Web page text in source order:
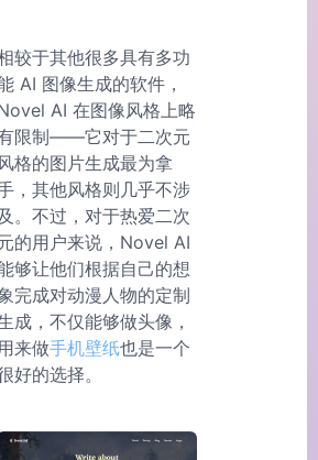
较于其他很多具有多功
AI 图像生成的软件，
AI 在图像风格上略
限制——它对于二次元
风格的图片生成最为拿
，其他风格则几乎不涉
及。不过，对于热爱二次
的用户来说，Novel AI
够让他们根据自己的想
完成对动漫人物的定制
成，不仅能够做头像，
用来做手机壁纸也是一个
好的选择。